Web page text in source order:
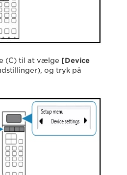
(C) til at vælge [Device
og tryk på